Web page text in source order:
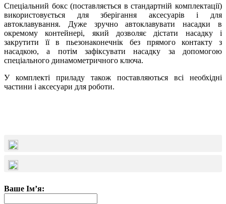
Спеціальний бокс (поставляється в стандартній комплектації)
використовується для зберігання аксесуарів і для
автоклавування. Дуже зручно автоклавувати насадки в
окремому контейнері, який дозволяє дістати насадку і
закрутити її в пьезонаконечнік без прямого контакту з
насадкою, а потім зафіксувати насадку за допомогою
спеціального динамометричного ключа.
У комплекті приладу також поставляються всі необхідні
частини і аксесуари для роботи.
Ваше Ім’я: